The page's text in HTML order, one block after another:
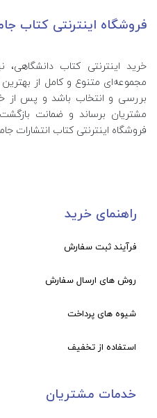
فروشگاه اینترنتی کتاب
خرید اینترنتی کتاب‌
مجموعه‌ای متنوع و کامل از
بررسی و انتخاب باشد و پس از
مشتریان برساند و ضمانت
فروشگاه اینترنتی کتاب انتشارات
راهنمای خرید
فرآیند ثبت سفارش
روش های ارسال سفارش
شیوه های پرداخت
استفاده از تخفیف
خدمات مشتریان